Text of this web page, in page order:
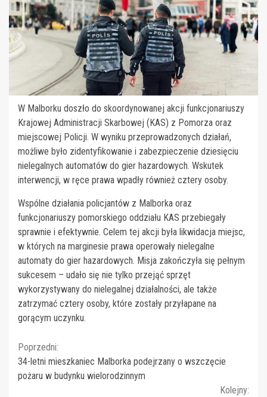
W Malborku doszło do skoordynowanej akcji funkcjonariuszy
Krajowej Administracji Skarbowej (KAS) z Pomorza oraz
miejscowej Policji. W wyniku przeprowadzonych działań,
możliwe było zidentyfikowanie i zabezpieczenie dziesięciu
nielegalnych automatów do gier hazardowych. Wskutek
interwencji, w ręce prawa wpadły również cztery osoby.
Wspólne działania policjantów z Malborka oraz
funkcjonariuszy pomorskiego oddziału KAS przebiegały
sprawnie i efektywnie. Celem tej akcji była likwidacja miejsc,
w których na marginesie prawa operowały nielegalne
automaty do gier hazardowych. Misja zakończyła się pełnym
sukcesem – udało się nie tylko przejąć sprzęt
wykorzystywany do nielegalnej działalności, ale także
zatrzymać cztery osoby, które zostały przyłapane na
gorącym uczynku.
Continue
Reading
Poprzedni:
34-letni mieszkaniec Malborka podejrzany o wszczęcie
pożaru w budynku wielorodzinnym
Kolejny: